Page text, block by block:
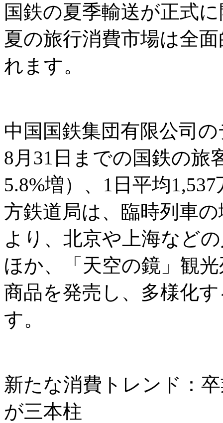
国鉄の夏季輸送が正式
夏の旅行消費市場は全
れます。
中国国鉄集団有限公司
8月31日までの国鉄の旅
5.8%増）、1日平均
方鉄道局は、臨時列車
より、北京や上海など
ほか、「天空の鏡」観
商品を発売し、多様化
す。
新たな消費トレンド：
が三本柱